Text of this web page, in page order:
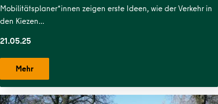
Mobilitätsplaner*innen zeigen erste Ideen, wie der Verkehr in
den Kiezen…
21.05.25
Mehr